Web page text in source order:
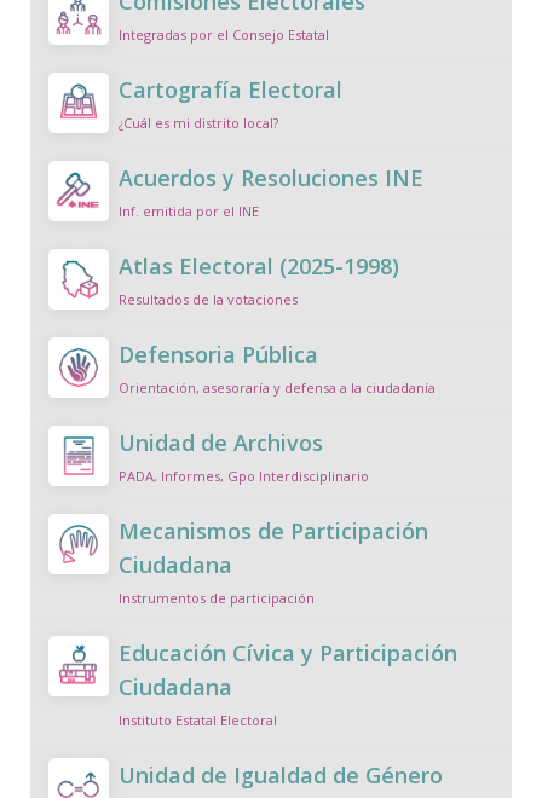
Integradas por el Consejo Estatal
Cartografía Electoral
¿Cuál es mi distrito local?
Acuerdos y Resoluciones INE
Inf. emitida por el INE
Atlas Electoral (2025-1998)
Resultados de la votaciones
Defensoria Pública
Orientación, asesoraría y defensa a la ciudadanía
Unidad de Archivos
PADA, Informes, Gpo Interdisciplinario
Mecanismos de Participación
Ciudadana
Instrumentos de participación
Educación Cívica y Participación
Ciudadana
Instituto Estatal Electoral
Unidad de Igualdad de Género